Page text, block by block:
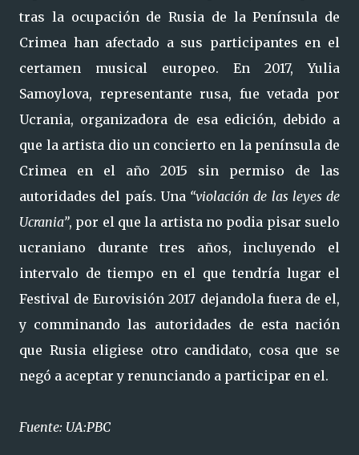
tras la ocupación de Rusia de la Península de
Crimea han afectado a sus participantes en el
certamen musical europeo. En 2017, Yulia
Samoylova, representante rusa, fue vetada por
Ucrania, organizadora de esa edición, debido a
que la artista dio un concierto en la península de
Crimea en el año 2015 sin permiso de las
autoridades del país. Una “violación de las leyes de
Ucrania”, por el que la artista no podia pisar suelo
ucraniano durante tres años, incluyendo el
intervalo de tiempo en el que tendría lugar el
Festival de Eurovisión 2017 dejandola fuera de el,
y comminando las autoridades de esta nación
que Rusia eligiese otro candidato, cosa que se
negó a aceptar y renunciando a participar en el.
Fuente: UA:PBC